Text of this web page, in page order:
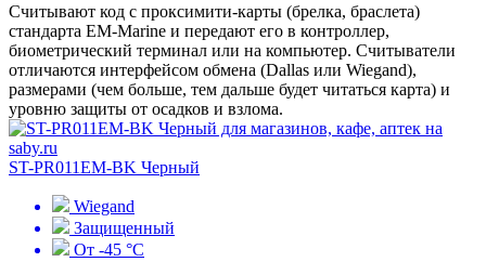
Считывают код с проксимити-карты (брелка, браслета)
стандарта ЕМ-Marine и передают его в контроллер,
биометрический терминал или на компьютер. Считыватели
отличаются интерфейсом обмена (Dallas или Wiegand),
размерами (чем больше, тем дальше будет читаться карта) и
уровню защиты от осадков и взлома.
ST-PR011EM-BK Черный
Wiegand
Защищенный
От -45 °С